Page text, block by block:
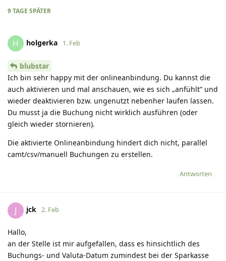
9 TAGE SPÄTER
H holgerka 1. Feb
blubstar
Ich bin sehr happy mit der onlineanbindung. Du kannst die
auch aktivieren und mal anschauen, wie es sich „anfühlt“ und
wieder deaktivieren bzw. ungenutzt nebenher laufen lassen.
Du musst ja die Buchung nicht wirklich ausführen (oder
gleich wieder stornieren).
Die aktivierte Onlineanbindung hindert dich nicht, parallel
camt/csv/manuell Buchungen zu erstellen.
Antworten
J jck 2. Feb
Hallo,
an der Stelle ist mir aufgefallen, dass es hinsichtlich des
Buchungs- und Valuta-Datum zumindest bei der Sparkasse